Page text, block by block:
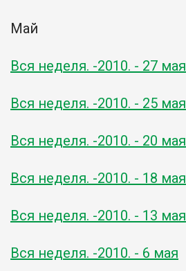
Май
Вся неделя. -2010. - 27 мая
Вся неделя. -2010. - 25 мая
Вся неделя. -2010. - 20 мая
Вся неделя. -2010. - 18 мая
Вся неделя. -2010. - 13 мая
Вся неделя. -2010. - 6 мая